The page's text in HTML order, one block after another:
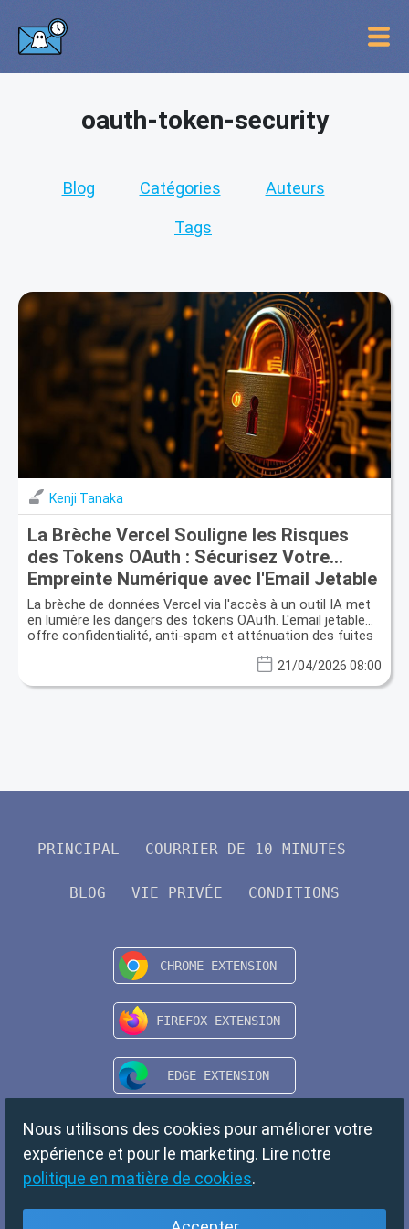
oauth-token-security
Blog Catégories Auteurs
Tags
Kenji Tanaka
La Brèche Vercel Souligne les Risques
des Tokens OAuth : Sécurisez Votre
Empreinte Numérique avec l'Email Jetable
La brèche de données Vercel via l'accès à un outil IA met
en lumière les dangers des tokens OAuth. L'email jetable
offre confidentialité, anti-spam et atténuation des fuites
21/04/2026 08:00
PRINCIPAL COURRIER DE 10 MINUTES
BLOG VIE PRIVÉE CONDITIONS
Nous utilisons des cookies pour améliorer votre
expérience et pour le marketing. Lire notre
politique en matière de cookies.